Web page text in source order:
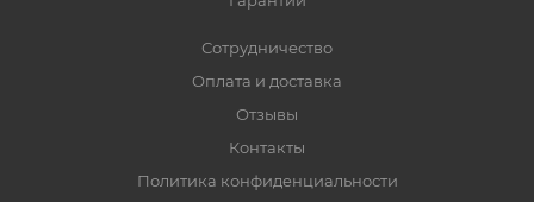
Сотрудничество
Оплата и доставка
Отзывы
Контакты
Политика конфиденциальности